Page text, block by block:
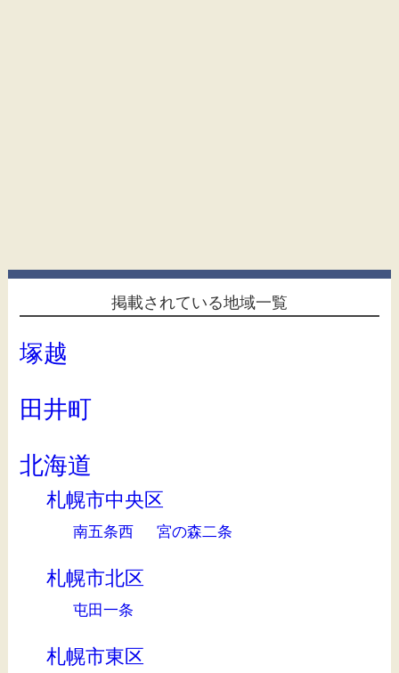
掲載されている地域一覧
塚越
田井町
北海道
札幌市中央区
南五条西 宮の森二条
札幌市北区
屯田一条
札幌市東区